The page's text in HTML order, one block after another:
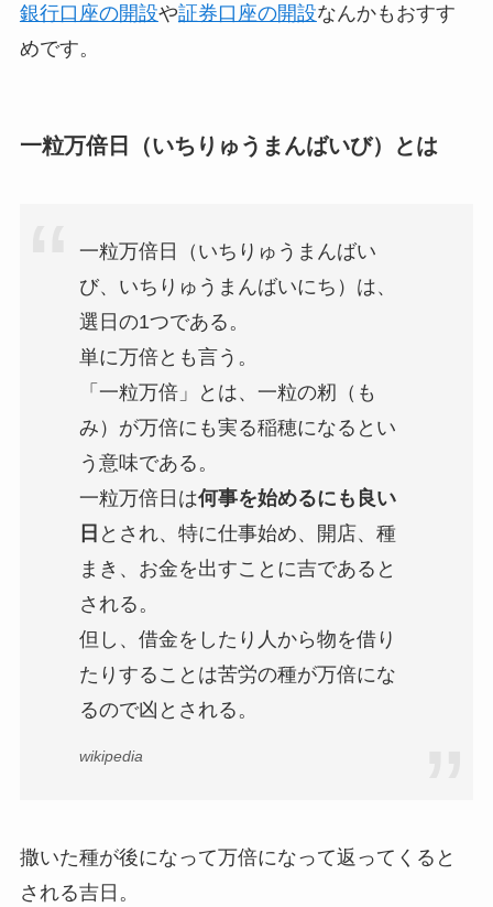
銀行口座の開設や証券口座の開設なんかもおすす
めです。
一粒万倍日（いちりゅうまんばいび）とは
一粒万倍日（いちりゅうまんばい
び、いちりゅうまんばいにち）は、
選日の1つである。
単に万倍とも言う。
「一粒万倍」とは、一粒の籾（も
み）が万倍にも実る稲穂になるとい
う意味である。
一粒万倍日は何事を始めるにも良い
日 とされ、特に仕事始め、開店、種
まき、お金を出すことに吉であると
される。
但し、借金をしたり人から物を借り
たりすることは苦労の種が万倍にな
るので凶とされる。
wikipedia
撒いた種が後になって万倍になって返ってくると
される吉日。